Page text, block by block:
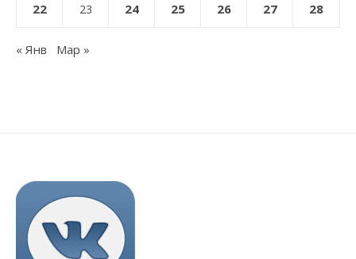
22 23 24 25 26 27 28
« Янв Мар »